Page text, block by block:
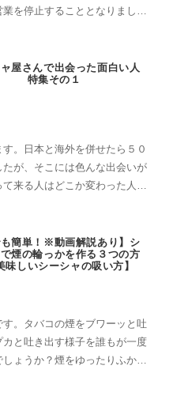
を停止することとなりまし
屋さんで出会った面白い人
特集その１
。日本と海外を併せたら５０
が、そこには色んな出会いが
来る人はどこか変わった人が
も簡単！※動画解説あり】シ
煙の輪っかを作る３つの方
味しいシーシャの吸い方】
。タバコの煙をブワーッと吐
と吐き出す様子を誰もが一度
ょうか？煙をゆったりふかし